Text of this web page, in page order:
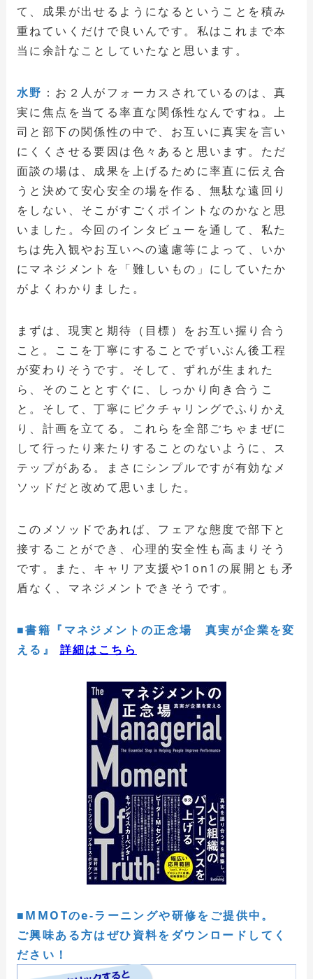
て、成果が出せるようになるということを積み
重ねていくだけで良いんです。私はこれまで本
当に余計なことしていたなと思います。
水野 ：お２人がフォーカスされているのは、真
実に焦点を当てる率直な関係性なんですね。上
司と部下の関係性の中で、お互いに真実を言い
にくくさせる要因は色々あると思います。ただ
面談の場は、成果を上げるために率直に伝え合
うと決めて安心安全の場を作る、無駄な遠回り
をしない、そこがすごくポイントなのかなと思
いました。今回のインタビューを通して、私た
ちは先入観やお互いへの遠慮等によって、いか
にマネジメントを「難しいもの」にしていたか
がよくわかりました。
まずは、現実と期待（目標）をお互い握り合う
こと。ここを丁寧にすることでずいぶん後工程
が変わりそうです。そして、ずれが生まれた
ら、そのこととすぐに、しっかり向き合うこ
と。そして、丁寧にピクチャリングでふりかえ
り、計画を立てる。これらを全部ごちゃまぜに
して行ったり来たりすることのないように、ス
テップがある。まさにシンプルですが有効なメ
ソッドだと改めて思いました。
このメソッドであれば、フェアな態度で部下と
接することができ、心理的安全性も高まりそう
です。また、キャリア支援や1on1の展開とも矛
盾なく、マネジメントできそうです。
■書籍『マネジメントの正念場 真実が企業を変
える』
詳細はこちら
■MMOTのe-ラーニングや研修をご提供中。
ご興味ある方はぜひ資料をダウンロードしてく
ださい！